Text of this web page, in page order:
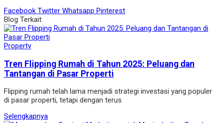
Facebook Twitter Whatsapp Pinterest
Blog Terkait
Property
Tren Flipping Rumah di Tahun 2025: Peluang dan
Tantangan di Pasar Properti
Flipping rumah telah lama menjadi strategi investasi yang populer
di pasar properti, tetapi dengan terus
Selengkapnya